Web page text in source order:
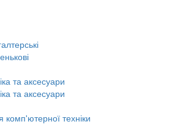
та аксесуари
та аксесуари
комп'ютерної техніки